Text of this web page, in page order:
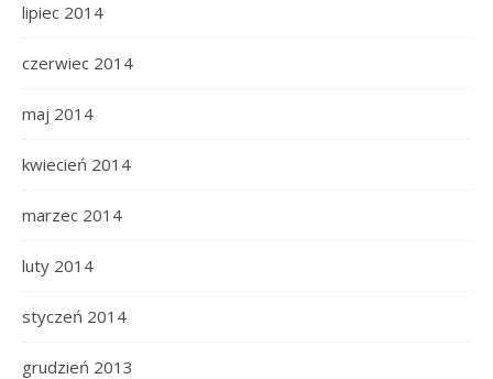
lipiec 2014
czerwiec 2014
maj 2014
kwiecień 2014
marzec 2014
luty 2014
styczeń 2014
grudzień 2013